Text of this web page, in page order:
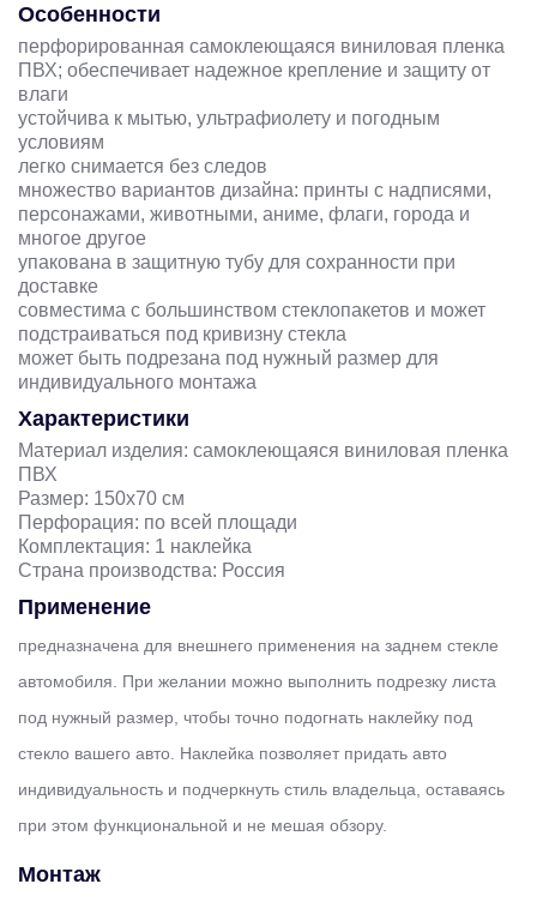
Особенности
перфорированная самоклеющаяся виниловая пленка
ПВХ; обеспечивает надежное крепление и защиту от
влаги
устойчива к мытью, ультрафиолету и погодным
условиям
легко снимается без следов
множество вариантов дизайна: принты с надписями,
персонажами, животными, аниме, флаги, города и
многое другое
упакована в защитную тубу для сохранности при
доставке
совместима с большинством стеклопакетов и может
подстраиваться под кривизну стекла
может быть подрезана под нужный размер для
индивидуального монтажа
Характеристики
Материал изделия: самоклеющаяся виниловая пленка
ПВХ
Размер: 150х70 см
Перфорация: по всей площади
Комплектация: 1 наклейка
Страна производства: Россия
Применение
предназначена для внешнего применения на заднем стекле
автомобиля. При желании можно выполнить подрезку листа
под нужный размер, чтобы точно подогнать наклейку под
стекло вашего авто. Наклейка позволяет придать авто
индивидуальность и подчеркнуть стиль владельца, оставаясь
при этом функциональной и не мешая обзору.
Монтаж